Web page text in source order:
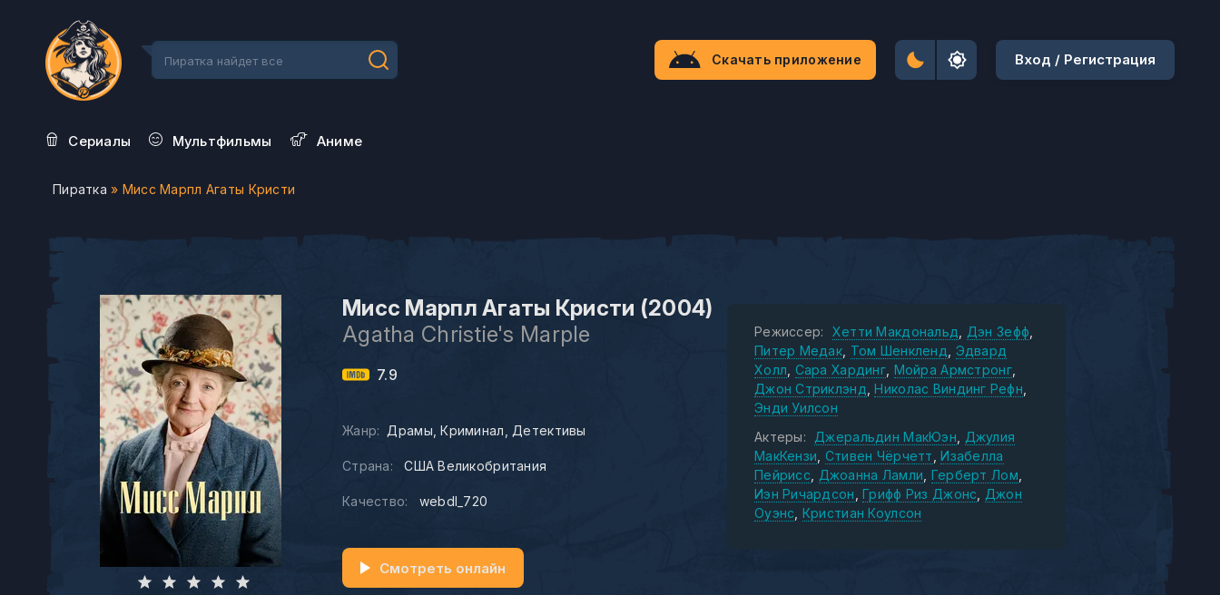
Скачать приложение Вход / Регистрация
Сериалы Мультфильмы Aниме
Пиратка » Мисс Марпл Агаты Кристи
Мисс Марпл Агаты Кристи (2004)
Agatha Christie's Marple
7.9
Жанр: Драмы Криминал Детективы
Страна: США Великобритания
Качество: webdl_720
Смотреть онлайн
Режиссер: Хетти Макдональд
Дэн Зефф
Питер Медак Том Шенкленд
Эдвард
Холл Сара Хардинг Мойра Армстронг
Джон Стриклэнд
Николас Виндинг Рефн
Энди Уилсон
Актеры:
Джеральдин МакЮэн
Джулия
МакКензи Стивен Чёрчетт
Изабелла
Пейрисс
Джоанна Ламли Герберт Лом
Иэн Ричардсон Грифф Риз Джонс
Джон
Оуэнс Кристиан Коулсон